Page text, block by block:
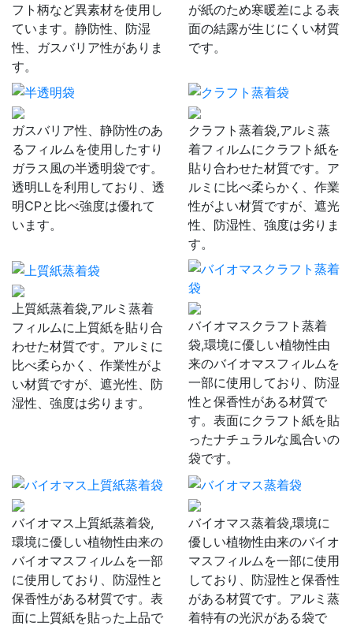
フト柄など異素材を使用し
ています。静防性、防湿
性、ガスバリア性がありま
す。
が紙のため寒暖差による表
面の結露が生じにくい材質
です。
ガスバリア性、静防性のあ
るフィルムを使用したすり
ガラス風の半透明袋です。
透明LLを利用しており、透
明CPと比べ強度は優れて
います。
クラフト蒸着袋,アルミ蒸
着フィルムにクラフト紙を
貼り合わせた材質です。ア
ルミに比べ柔らかく、作業
性がよい材質ですが、遮光
性、防湿性、強度は劣りま
す。
上質紙蒸着袋,アルミ蒸着
フィルムに上質紙を貼り合
わせた材質です。アルミに
比べ柔らかく、作業性がよ
い材質ですが、遮光性、防
湿性、強度は劣ります。
バイオマスクラフト蒸着
袋,環境に優しい植物性由
来のバイオマスフィルムを
一部に使用しており、防湿
性と保香性がある材質で
す。表面にクラフト紙を貼
ったナチュラルな風合いの
袋です。
バイオマス上質紙蒸着袋,
環境に優しい植物性由来の
バイオマスフィルムを一部
に使用しており、防湿性と
保香性がある材質です。表
面に上質紙を貼った上品で
バイオマス蒸着袋,環境に
優しい植物性由来のバイオ
マスフィルムを一部に使用
しており、防湿性と保香性
がある材質です。アルミ蒸
着特有の光沢がある袋で